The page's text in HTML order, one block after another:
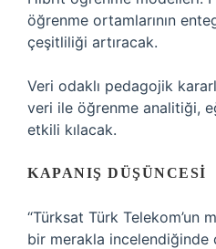
öğrenme ortamlarının
çeşitliliği artıracak.
Veri odaklı pedagojik
veri ile öğrenme analitiği,
etkili kılacak.
KAPANIŞ DÜŞÜNCESI
“Türksat Türk Telekom’un
bir merakla incelendiğinde